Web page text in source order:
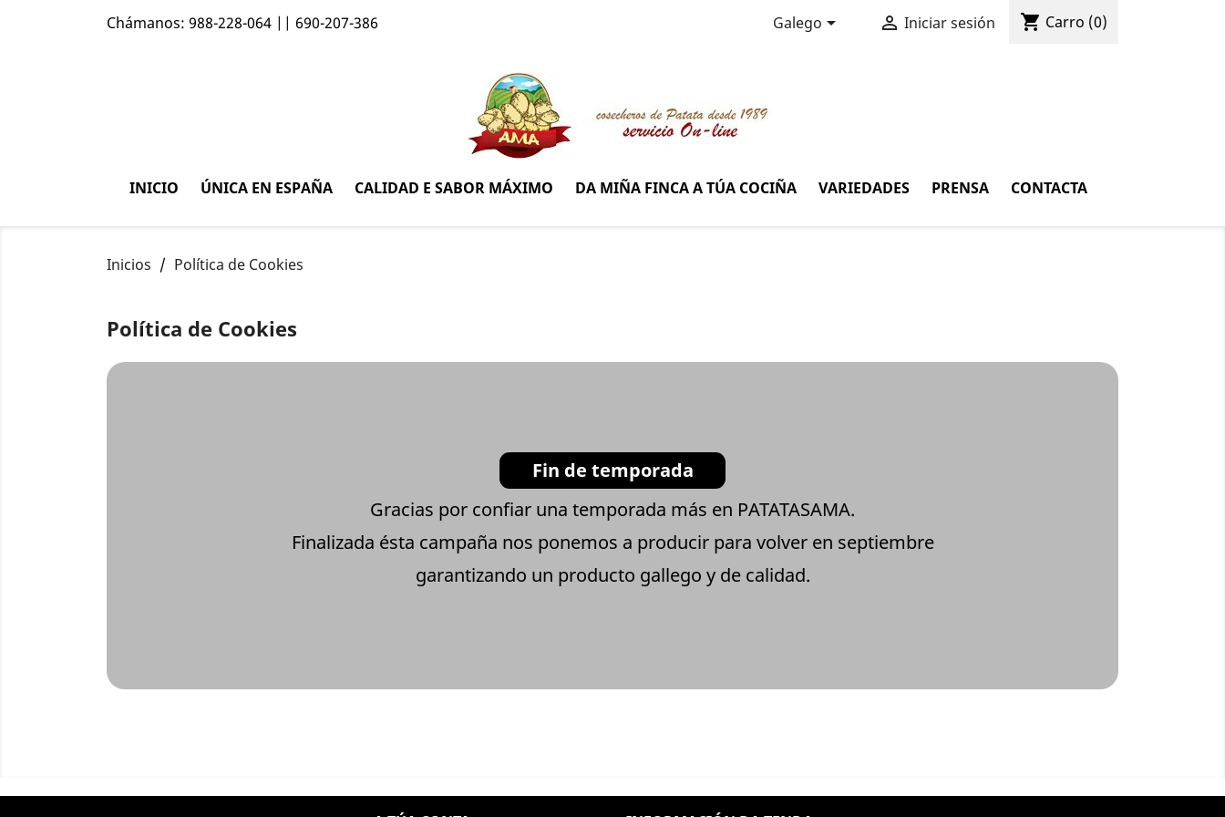
Chámanos: 988-228-064 || 690-207-386 Galego  Iniciar sesión shopping_cart Carro (0)
INICIO ÚNICA EN ESPAÑA CALIDAD E SABOR MÁXIMO DA MIÑA FINCA A TÚA COCIÑA VARIEDADES PRENSA CONTACTA
Inicios Política de Cookies
Política de Cookies
Fin de temporada
Gracias por confiar una temporada más en PATATASAMA.
Finalizada ésta campaña nos ponemos a producir para volver en septiembre
garantizando un producto gallego y de calidad.